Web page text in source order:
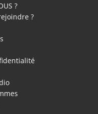
?
?